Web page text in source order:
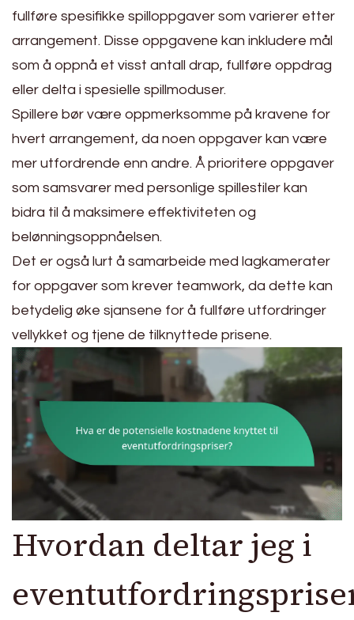
fullføre spesifikke spilloppgaver som varierer etter
arrangement. Disse oppgavene kan inkludere mål
som å oppnå et visst antall drap, fullføre oppdrag
eller delta i spesielle spillmoduser.
Spillere bør være oppmerksomme på kravene for
hvert arrangement, da noen oppgaver kan være
mer utfordrende enn andre. Å prioritere oppgaver
som samsvarer med personlige spillestiler kan
bidra til å maksimere effektiviteten og
belønningsoppnåelsen.
Det er også lurt å samarbeide med lagkamerater
for oppgaver som krever teamwork, da dette kan
betydelig øke sjansene for å fullføre utfordringer
vellykket og tjene de tilknyttede prisene.
Hvordan deltar jeg i